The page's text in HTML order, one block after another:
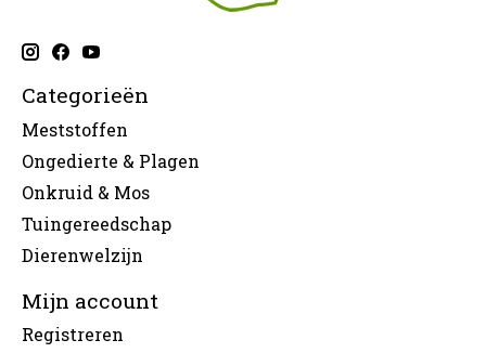
Categorieën
Meststoffen
Ongedierte & Plagen
Onkruid & Mos
Tuingereedschap
Dierenwelzijn
Mijn account
Registreren